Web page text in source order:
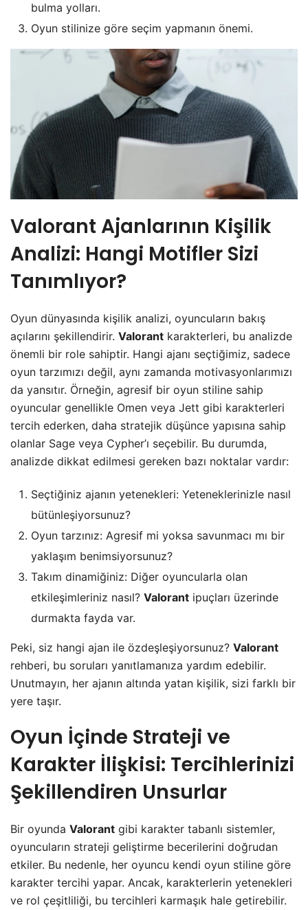
bulma yolları.
Oyun stilinize göre seçim yapmanın önemi.
Valorant Ajanlarının Kişilik
Analizi: Hangi Motifler Sizi
Tanımlıyor?
Oyun dünyasında kişilik analizi, oyuncuların bakış
açılarını şekillendirir. Valorant karakterleri, bu analizde
önemli bir role sahiptir. Hangi ajanı seçtiğimiz, sadece
oyun tarzımızı değil, aynı zamanda motivasyonlarımızı
da yansıtır. Örneğin, agresif bir oyun stiline sahip
oyuncular genellikle Omen veya Jett gibi karakterleri
tercih ederken, daha stratejik düşünce yapısına sahip
olanlar Sage veya Cypher’ı seçebilir. Bu durumda,
analizde dikkat edilmesi gereken bazı noktalar vardır:
Seçtiğiniz ajanın yetenekleri: Yeteneklerinizle nasıl
bütünleşiyorsunuz?
Oyun tarzınız: Agresif mi yoksa savunmacı mı bir
yaklaşım benimsiyorsunuz?
Takım dinamiğiniz: Diğer oyuncularla olan
etkileşimleriniz nasıl? Valorant ipuçları üzerinde
durmakta fayda var.
Peki, siz hangi ajan ile özdeşleşiyorsunuz? Valorant
rehberi, bu soruları yanıtlamanıza yardım edebilir.
Unutmayın, her ajanın altında yatan kişilik, sizi farklı bir
yere taşır.
Oyun İçinde Strateji ve
Karakter İlişkisi: Tercihlerinizi
Şekillendiren Unsurlar
Bir oyunda Valorant gibi karakter tabanlı sistemler,
oyuncuların strateji geliştirme becerilerini doğrudan
etkiler. Bu nedenle, her oyuncu kendi oyun stiline göre
karakter tercihi yapar. Ancak, karakterlerin yetenekleri
ve rol çeşitliliği, bu tercihleri karmaşık hale getirebilir.